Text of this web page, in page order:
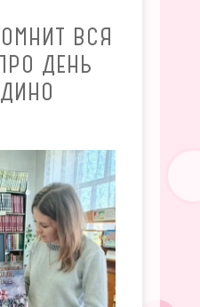
ВСЯ
ДЕНЬ